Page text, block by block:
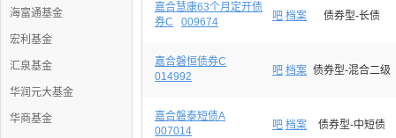
海富通基金
宏利基金
汇泉基金
华润元大基金
华商基金
嘉合慧康63个月定开债
券C
009674 吧 档案 债券型-长债
嘉合磐恒债券C
014992
吧 档案 债券型-混合二级
嘉合磐泰短债A
007014
吧 档案 债券型-中短债